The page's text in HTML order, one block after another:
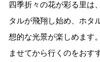
四季折々の花が彩る里は
タルが飛翔し始め、ホタ
想的な光景が楽しめます
ませてから行くのをおす